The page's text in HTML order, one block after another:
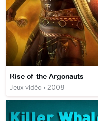
Rise of the Argonauts
Jeux vidéo • 2008